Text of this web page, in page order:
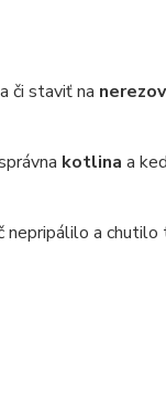
či staviť na
kotlina a
nepripálilo a chutilo